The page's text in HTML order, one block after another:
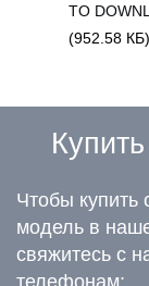
TO
(952.58 КБ)
Чтобы купить
модель в
свяжитесь с
телефонам: